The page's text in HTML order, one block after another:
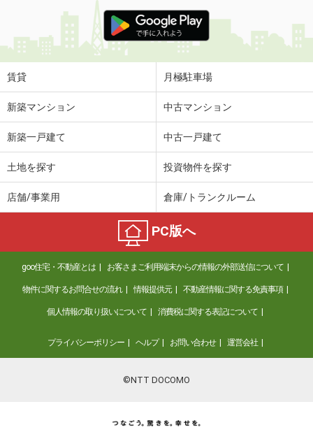
賃貸 月極駐車場
新築マンション 中古マンション
新築一戸建て 中古一戸建て
土地を探す 投資物件を探す
店舗/事業用 倉庫/トランクルーム
PC版へ
goo住宅・不動産とは お客さまご利用端末からの情報の外部送信について
物件に関するお問合せの流れ 情報提供元 不動産情報に関する免責事項
個人情報の取り扱いについて 消費税に関する表記について
プライバシーポリシー ヘルプ お問い合わせ 運営会社
©NTT DOCOMO